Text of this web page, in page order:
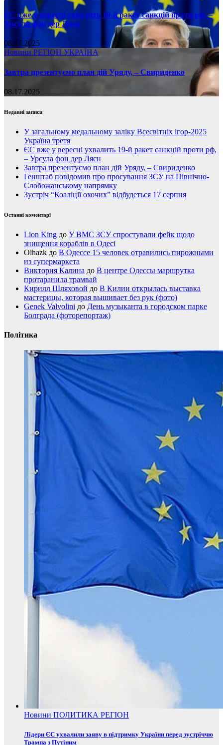
ЄС вже у вересні ухвалить 19-й ракет санкцій проти рф, –
Урсула фон дер Ляєн
08.17.2025
Новини РЕГІОН УКРАЇНА
Завтра презентуємо план дій Уряду, – Свириденко
08.17.2025
Недавні записи
У загальному медальному заліку Всесвітніх ігор-2025
Україна третя
ЄС вже у вересні ухвалить 19-й ракет санкцій проти рф,
– Урсула фон дер Ляєн
Завтра презентуємо план дій Уряду, – Свириденко
Генштаб повідомив про просування ЗСУ на Північно-
Слобожанському напрямку
Зустріч “Коаліції охочих” відбудеться 17 серпня
Останні коментарі
Lion King до У ВМС ЗСУ спростували фейк щодо
знищення кораблів в Одесі
Olhazk до В Одессе 15 человек отравились пирожными
из супермаркета
Виктория Калина до В центре Одессы маршрутка
протаранила трамвай
Кирилл Шляховой до В Килии открылась выставка
мастерицы, которая вышивает без рук (фото)
Genek Valvolini до День музыканта в городском парке
Болграда (фоторепортаж)
Політика
Новини ПОЛИТИКА РЕГІОН
Лідери ЄС ухвалили заяву в підтримку України перед зустріччю
Трампа з Путіним